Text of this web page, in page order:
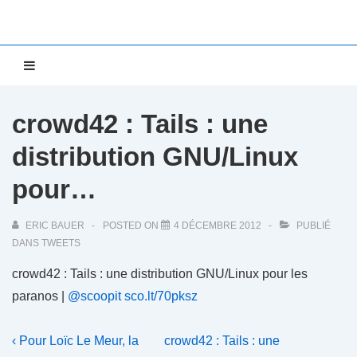
crowd42 : Tails : une
distribution GNU/Linux
pour…
ERIC BAUER POSTED ON 4 DÉCEMBRE 2012
PUBLIÉ
DANS TWEETS
crowd42 : Tails : une distribution GNU/Linux pour les
paranos | @scoopit sco.lt/70pksz
Navigation
Previous
‹ Pour Loïc Le Meur, la
Next
crowd42 : Tails : une